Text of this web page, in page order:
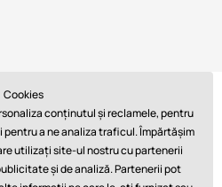
Cookies
conținutul și reclamele, pentru
pentru a ne analiza traficul. Împărtășim
utilizați site-ul nostru cu partenerii
și de analiză. Partenerii pot